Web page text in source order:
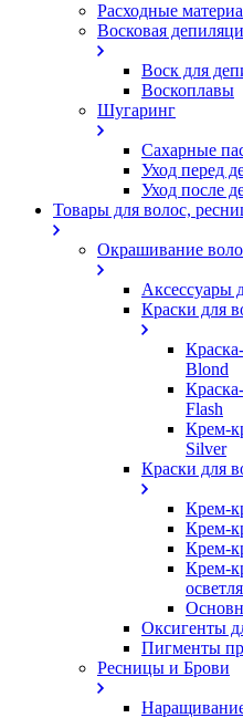
Расходные
Восковая
Воск для
Воскоплавы
Шугаринг
Сахарные
Уход перед
Уход после
Товары для волос,
Окрашивание
Аксессуары
Краски для
Blond
Flash
Крем-
Silver
Краски для
Крем-
Крем-
Крем-
Крем-
Оксигенты
Пигменты
Ресницы и Брови